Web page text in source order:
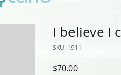
I believe I
SKU: 1911
$70.00Price